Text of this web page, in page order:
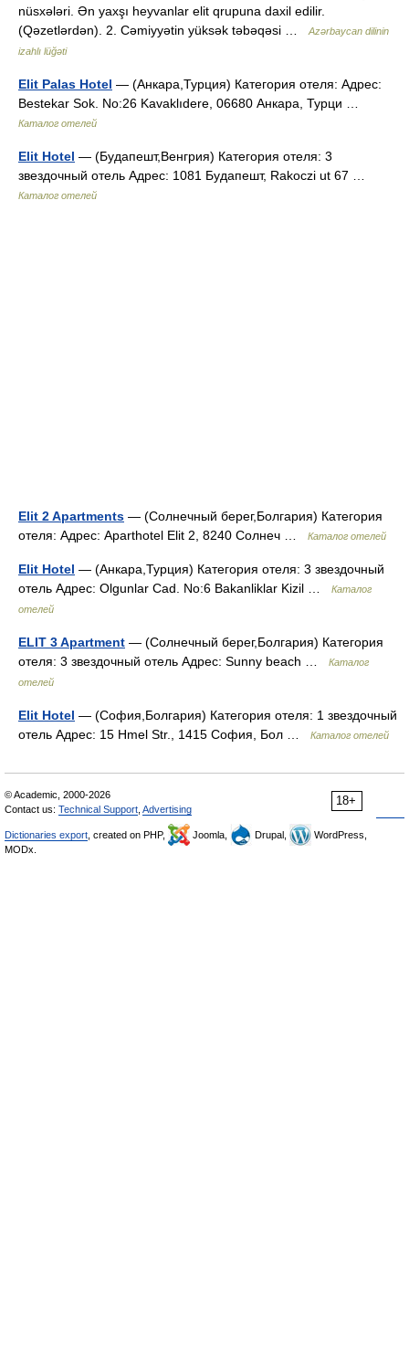
nüsxələri. Ən yaxşı heyvanlar elit qrupuna daxil edilir.
(Qəzetlərdən). 2. Cəmiyyətin yüksək təbəqəsi …
Azərbaycan dilinin
izahlı lüğəti
Elit Palas Hotel — (Анкара,Турция) Категория отеля: Адрес:
Bestekar Sok. No:26 Kavaklıdere, 06680 Анкара, Турци …
Каталог отелей
Elit Hotel — (Будапешт,Венгрия) Категория отеля: 3
звездочный отель Адрес: 1081 Будапешт, Rakoczi ut 67 …
Каталог отелей
Elit 2 Apartments — (Солнечный берег,Болгария) Категория
отеля: Адрес: Aparthotel Elit 2, 8240 Солнеч …
Каталог отелей
Elit Hotel — (Анкара,Турция) Категория отеля: 3 звездочный
отель Адрес: Olgunlar Cad. No:6 Bakanliklar Kizil …
Каталог
отелей
ELIT 3 Apartment — (Солнечный берег,Болгария) Категория
отеля: 3 звездочный отель Адрес: Sunny beach …
Каталог
отелей
Elit Hotel — (София,Болгария) Категория отеля: 1 звездочный
отель Адрес: 15 Hmel Str., 1415 София, Бол …
Каталог отелей
18+
© Academic, 2000-2026
Contact us: Technical Support Advertising
Dictionaries export , created on PHP, Joomla, Drupal,
WordPress,
MODx.